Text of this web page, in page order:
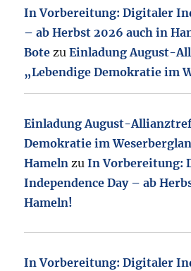
In Vorbereitung: Digitaler
– ab Herbst 2026 auch in
Bote zuEinladung August-
„Lebendige Demokratie im
Einladung August-
Demokratie im
Hameln zuIn Vorbereitung:
Independence Day – ab
Hameln!
In Vorbereitung: Digitaler